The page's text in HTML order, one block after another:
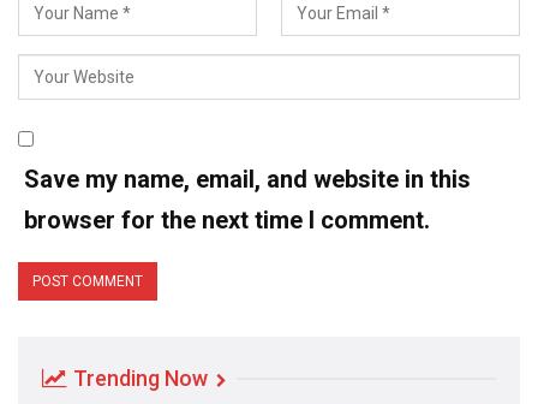
Save my name, email, and website in this
browser for the next time I comment.
Trending Now